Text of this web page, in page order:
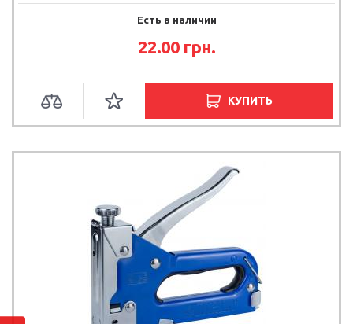
Есть в наличии
22.00 грн.
КУПИТЬ